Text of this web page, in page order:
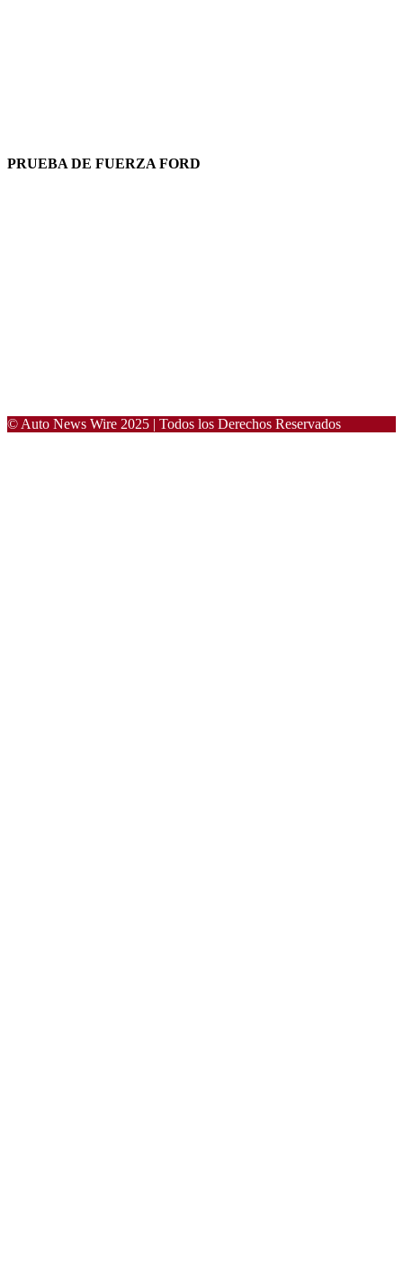
PRUEBA DE FUERZA FORD
© Auto News Wire 2025 | Todos los Derechos Reservados